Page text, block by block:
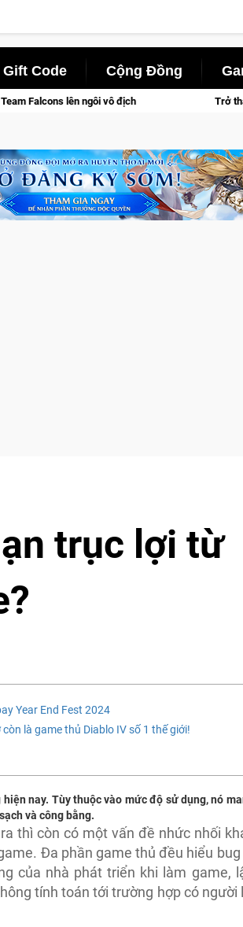
Gift Code Cộng Đồng
Trở thành "Đại ca Mèo" khuấy đảo
trục lợi từ
Year End Fest 2024
là game thủ Diablo IV số 1 thế giới!
nay. Tùy thuộc vào mức độ sử dụng, nó
và công bằng.
thì còn có một vấn đề nhức nhối
Đa phần game thủ đều hiểu bug
của nhà phát triển khi làm game,
tính toán tới trường hợp có người